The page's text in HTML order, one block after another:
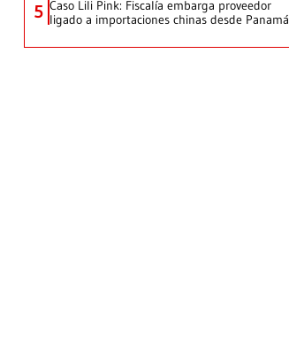
5 Caso Lili Pink: Fiscalía embarga proveedor
ligado a importaciones chinas desde Panamá